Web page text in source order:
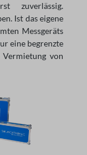
zuverlässig.
Ist das eigene
Messgeräts
eine begrenzte
von